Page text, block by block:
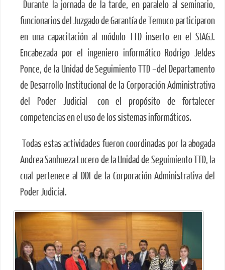
Durante la jornada de la tarde, en paralelo al seminario,
funcionarios del Juzgado de Garantía de Temuco participaron
en una capacitación al módulo TTD inserto en el SIAGJ.
Encabezada por el ingeniero informático Rodrigo Jeldes
Ponce, de la Unidad de Seguimiento TTD –del Departamento
de Desarrollo Institucional de la Corporación Administrativa
del Poder Judicial- con el propósito de fortalecer
competencias en el uso de los sistemas informáticos.
Todas estas actividades fueron coordinadas por la abogada
Andrea Sanhueza Lucero de la Unidad de Seguimiento TTD, la
cual pertenece al DDI de la Corporación Administrativa del
Poder Judicial.